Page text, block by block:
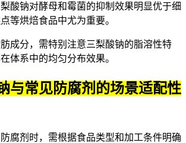
酸钠对酵母和霉菌的抑制效果明显优于细
等烘焙食品中尤为重要。
成分，需特别注意三梨酸钠的脂溶性特
体系中的均匀分布效果。
与常见防腐剂的场景适配性
腐剂时，需根据食品类型和加工条件明确